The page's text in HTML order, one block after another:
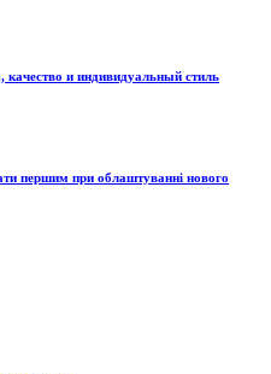
и индивидуальный стиль
першим при облаштуванні нового